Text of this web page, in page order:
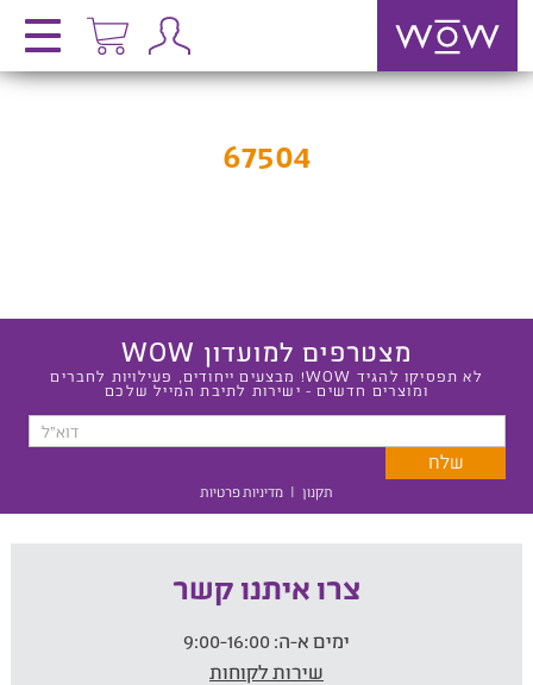
67504
מצטרפים למועדון WOW
לא תפסיקו להגיד WOW! מבצעים ייחודים, פעילויות לחברים
ומוצרים חדשים - ישירות לתיבת המייל שלכם
תקנון | מדיניות פרטיות
צרו איתנו קשר
ימים א-ה:
שירות לקוחות